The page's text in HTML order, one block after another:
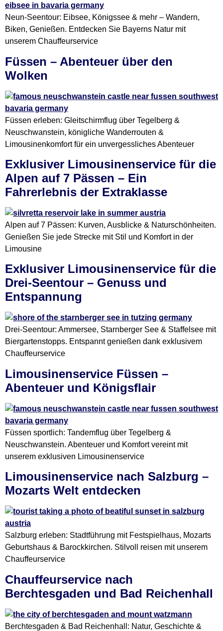
Neun-Seentour: Eibsee, Königssee & mehr – Wandern,
Biken, Genießen. Entdecken Sie Bayerns Natur mit
unserem Chauffeurservice
Füssen – Abenteuer über den
Wolken
Füssen erleben: Gleitschirmflug über Tegelberg &
Neuschwanstein, königliche Wanderrouten &
Limousinenkomfort für ein unvergessliches Abenteuer
Exklusiver Limousinenservice für die
Alpen auf 7 Pässen – Ein
Fahrerlebnis der Extraklasse​
Alpen auf 7 Pässen: Kurven, Ausblicke & Naturschönheiten.
Genießen Sie jede Strecke mit Stil und Komfort in der
Limousine
Exklusiver Limousinenservice für die
Drei-Seentour – Genuss und
Entspannung
Drei-Seentour: Ammersee, Starnberger See & Staffelsee mit
Biergartenstopps. Entspannt genießen dank exklusivem
Chauffeurservice
Limousinenservice Füssen –
Abenteuer und Königsflair
Füssen sportlich: Tandemflug über Tegelberg &
Neuschwanstein. Abenteuer und Komfort vereint mit
unserem exklusiven Limousinenservice
Limousinenservice nach Salzburg –
Mozarts Welt entdecken
Salzburg erleben: Stadtführung mit Festspielhaus, Mozarts
Geburtshaus & Barockkirchen. Stilvoll reisen mit unserem
Chauffeurservice
Chauffeurservice nach
Berchtesgaden und Bad Reichenhall
Berchtesgaden & Bad Reichenhall: Natur, Geschichte &